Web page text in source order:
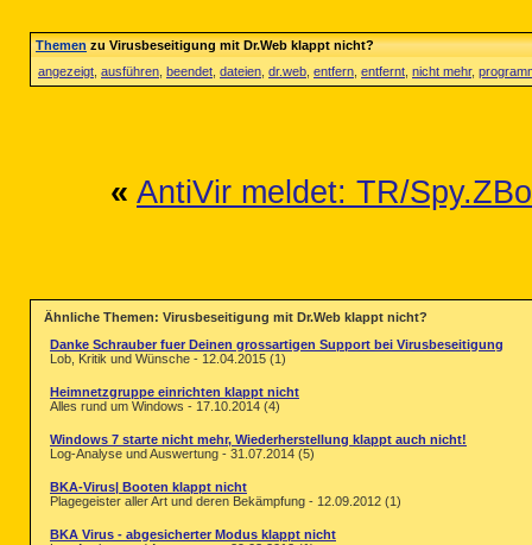
Themenzu Virusbeseitigung mit Dr.Web klappt nicht?
angezeigt ausführen beendet dateien dr.web entfern entfernt nicht mehr,
« AntiVir meldet: TR/
Ähnliche Themen: Virusbeseitigung mit Dr.Web klappt nicht?
Danke Schrauber fuer Deinen grossartigen Support bei Virusbeseitigung
Lob, Kritik und Wünsche - 12.04.2015 (1)
Heimnetzgruppe einrichten klappt nicht
Alles rund um Windows - 17.10.2014 (4)
Windows 7 starte nicht mehr, Wiederherstellung klappt auch nicht!
Log-Analyse und Auswertung - 31.07.2014 (5)
BKA-Virus| Booten klappt nicht
Plagegeister aller Art und deren Bekämpfung - 12.09.2012 (1)
BKA Virus - abgesicherter Modus klappt nicht